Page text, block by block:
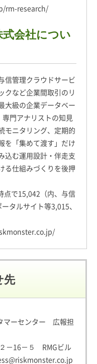
rm-research/
会社につい
信管理クラウドサービ
クなど企業間取引のリ
大級の企業データベー
門アナリストの知見
モニタリング、定期的
を「集めて渡す」だけ
込む運用設計・伴走支
る仕組みづくりを後押
点で15,042（内、与信
タルサイト等3,015、
先
マーセンター 広報担
－16－５ RMGビル